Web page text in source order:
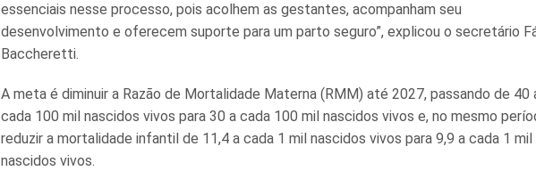
essenciais nesse processo, pois acolhem as gestantes, acompanham seu
desenvolvimento e oferecem suporte para um parto seguro”, explicou o secretário
Baccheretti.
A meta é diminuir a Razão de Mortalidade Materna (RMM) até 2027, passando de 40
cada 100 mil nascidos vivos para 30 a cada 100 mil nascidos vivos e, no mesmo
reduzir a mortalidade infantil de 11,4 a cada 1 mil nascidos vivos para 9,9 a cada 1 mil
nascidos vivos.